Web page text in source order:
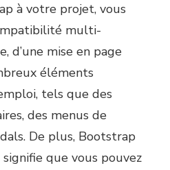
à votre projet, vous
multi-
d’une mise en page
éléments
tels que des
des menus de
De plus, Bootstrap
que vous pouvez